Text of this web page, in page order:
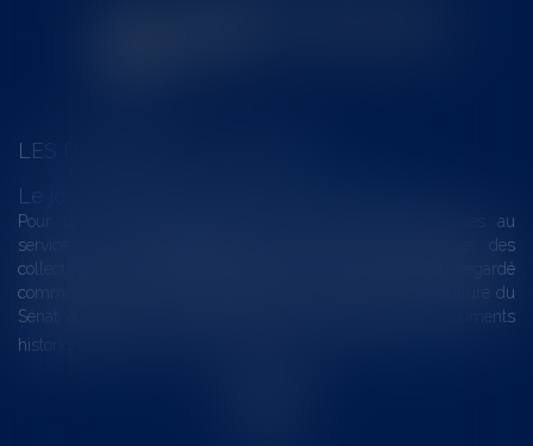
LES DERNIÈRES ACTUALITÉS
Le joug léger des monuments historiques
Pour une gestion patrimoniale des monuments historiques au
service du développement économique et touristique des
collectivités Le monument historique a longtemps été regardé
comme une charge. Le rapport que la commission de la culture du
Sénat a consacré, en juillet 2026, à la gestion des monuments
historiques invite à y voir aussi une ressour...